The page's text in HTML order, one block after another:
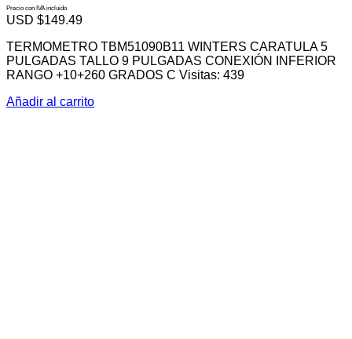
Precio con IVA incluido
USD $149.49
TERMOMETRO TBM51090B11 WINTERS CARATULA 5
PULGADAS TALLO 9 PULGADAS CONEXIÓN INFERIOR
RANGO +10+260 GRADOS C Visitas: 439
Añadir al carrito